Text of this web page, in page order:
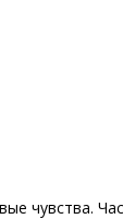
чувства.